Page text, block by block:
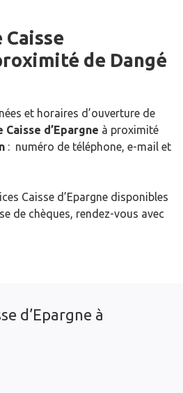
de Dangé
et horaires d’ouverture de
d’Epargne à proximité
: numéro de téléphone, e-mail et
Caisse d’Epargne disponibles
de chèques, rendez-vous avec
d’Epargne à